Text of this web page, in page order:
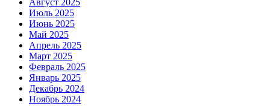
Июль 2025
Июнь 2025
Май 2025
Апрель 2025
Март 2025
Февраль 2025
Январь 2025
Декабрь 2024
Ноябрь 2024